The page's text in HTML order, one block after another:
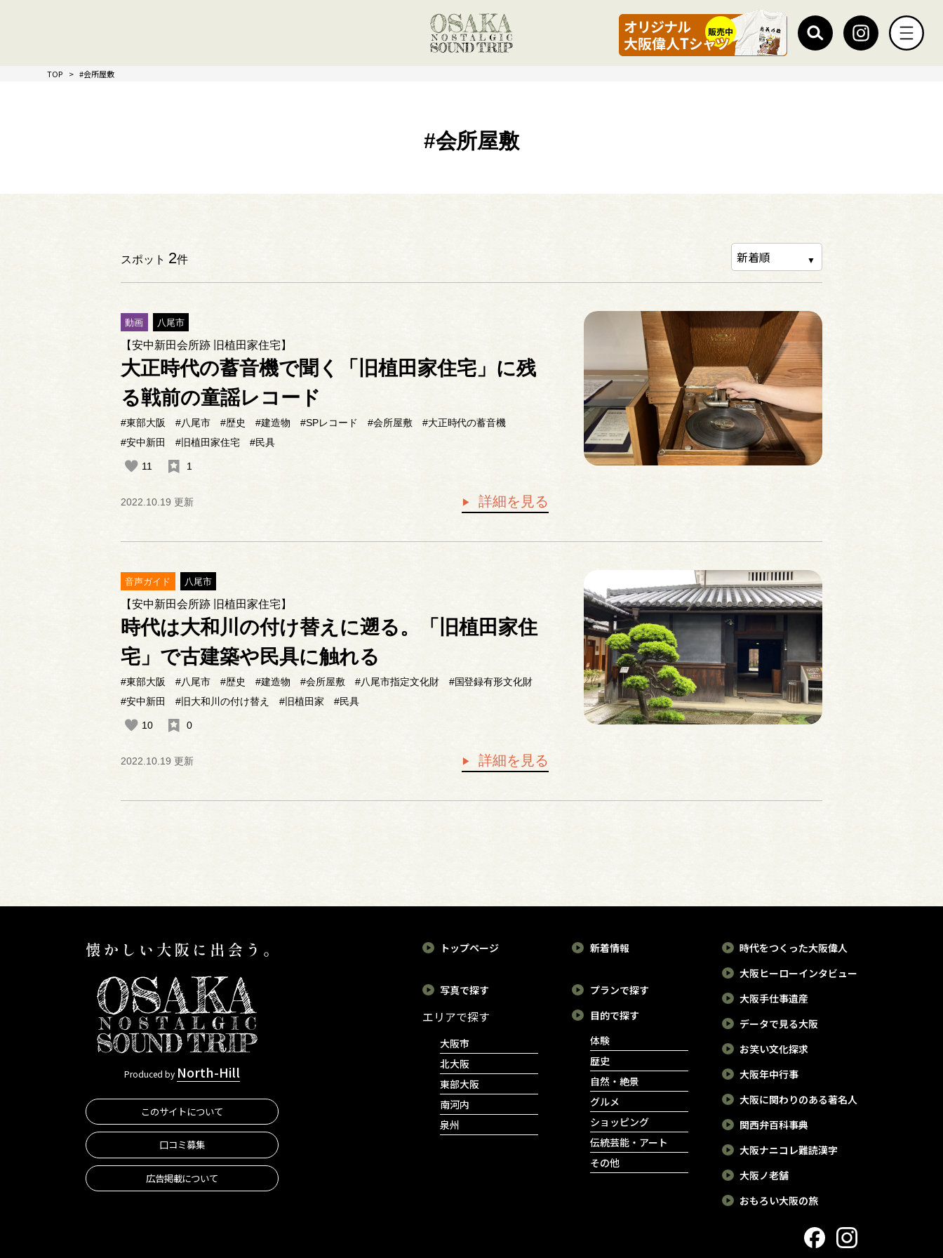
TOP #会所屋敷
#会所屋敷
スポット 2件
動画 八尾市
【安中新田会所跡 旧植田家住宅】
大正時代の蓄音機で聞く「旧植田家住宅」に残
る戦前の童謡レコード
#東部大阪 #八尾市 #歴史 #建造物 #SPレコード #会所屋敷
#大正時代の蓄音機
#安中新田
#旧植田家住宅 #民具
11 1
2022.10.19 更新 詳細を見る
音声ガイド 八尾市
【安中新田会所跡 旧植田家住宅】
時代は大和川の付け替えに遡る。「旧植田家住
宅」で古建築や民具に触れる
#東部大阪 #八尾市 #歴史 #建造物 #会所屋敷 #八尾市指定文化財
#国登録有形文化財
#安中新田
#旧大和川の付け替え #旧植田家 #民具
10 0
2022.10.19 更新 詳細を見る
Produced by North-Hill
このサイトについて
口コミ募集
広告掲載について
トップページ
写真で探す
エリアで探す
大阪市
北大阪
東部大阪
南河内
泉州
新着情報
プランで探す
目的で探す
体験
歴史
自然・絶景
グルメ
ショッピング
伝統芸能・アート
その他
時代をつくった大阪偉人
大阪ヒーローインタビュー
大阪手仕事遺産
データで見る大阪
お笑い文化探求
大阪年中行事
大阪に関わりのある著名人
関西弁百科事典
大阪ナニコレ難読漢字
大阪ノ老舗
おもろい大阪の旅